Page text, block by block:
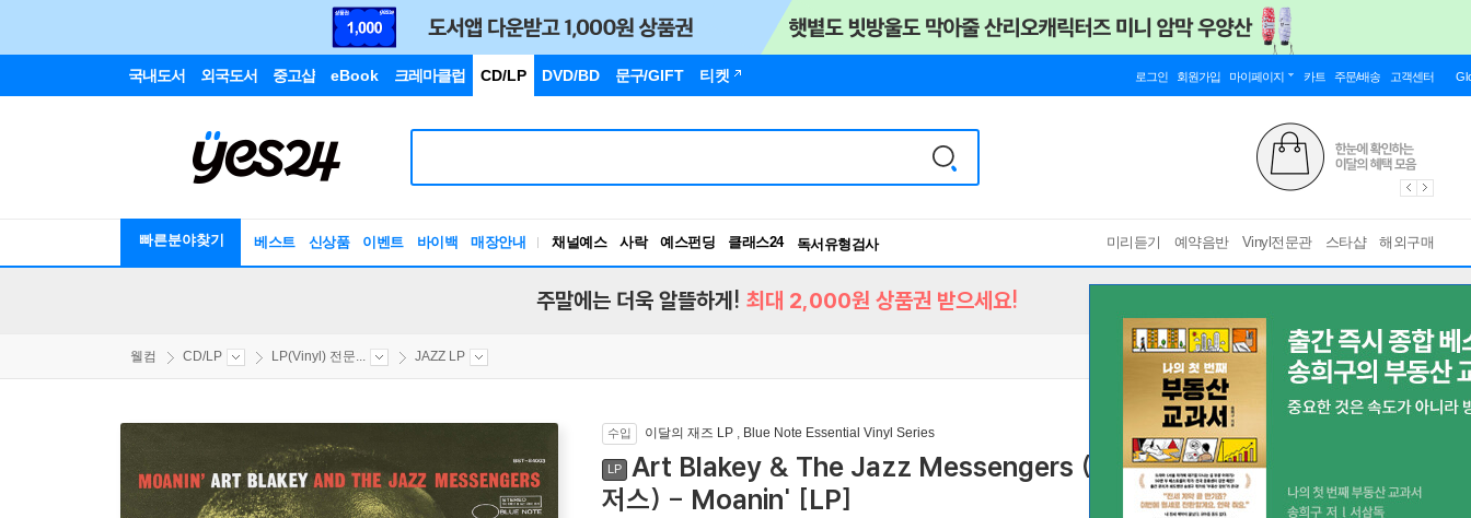
국내도서 외국도서 중고샵 eBook 크레마클럽 CD/LP DVD/BD 문구/GIFT 티켓 로그인 회원가입 마이페이지 카트 주문/배송 고객센터
빠른분야찾기 베스트 신상품 이벤트 바이백 매장안내 채널예스 사락 예스펀딩 클래스24
독서유형검사
RBTI Lab
미리듣기 예약음반 Vinyl전문관 스타샵 해외구매
주말에는 더욱 알뜰하게! 최대 2,000원 상품권 받으세요!
웰컴 CD/LP LP(Vinyl) 전문... JAZZ LP
수입 이달의 재즈 LP , Blue Note Essential Vinyl Series
LP
Art Blakey & The Jazz Messengers (아트 블레이키 & 더 재즈 매신
저스) - Moanin' [LP]